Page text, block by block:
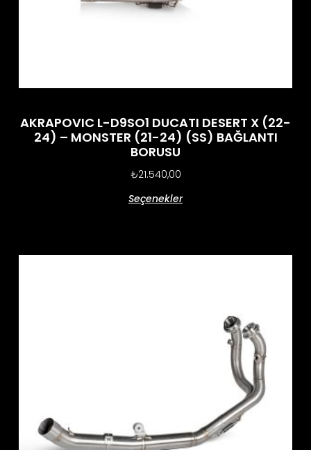
AKRAPOVIC L-D9SO1 DUCATI DESERT X (22-
24) – MONSTER (21-24) (SS) BAĞLANTI
BORUSU
₺21.540,00
Seçenekler